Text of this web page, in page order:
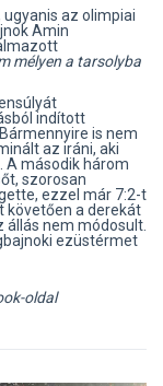
az olimpiai
Amin
mélyen a tarsolyba
indított
is nem
az iráni, aki
második három
szorosan
ezzel már 7:2-t
követően a derekát
nem módosult.
ezüstérmet
oldal